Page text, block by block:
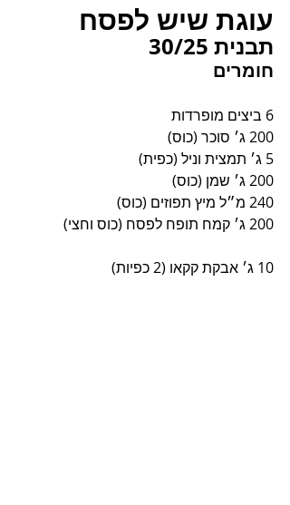
עוגת שיש לפסח
תבנית 30/25
חומרים
6 ביצים מופרדות
200 ג׳ סוכר (כוס)
5 ג׳ תמצית וניל (כפית)
200 ג׳ שמן (כוס)
240 מ״ל מיץ תפוזים (כוס)
200 ג׳ קמח תופח לפסח (כוס וחצי)
10 ג׳ אבקת קקאו (2 כפיות)